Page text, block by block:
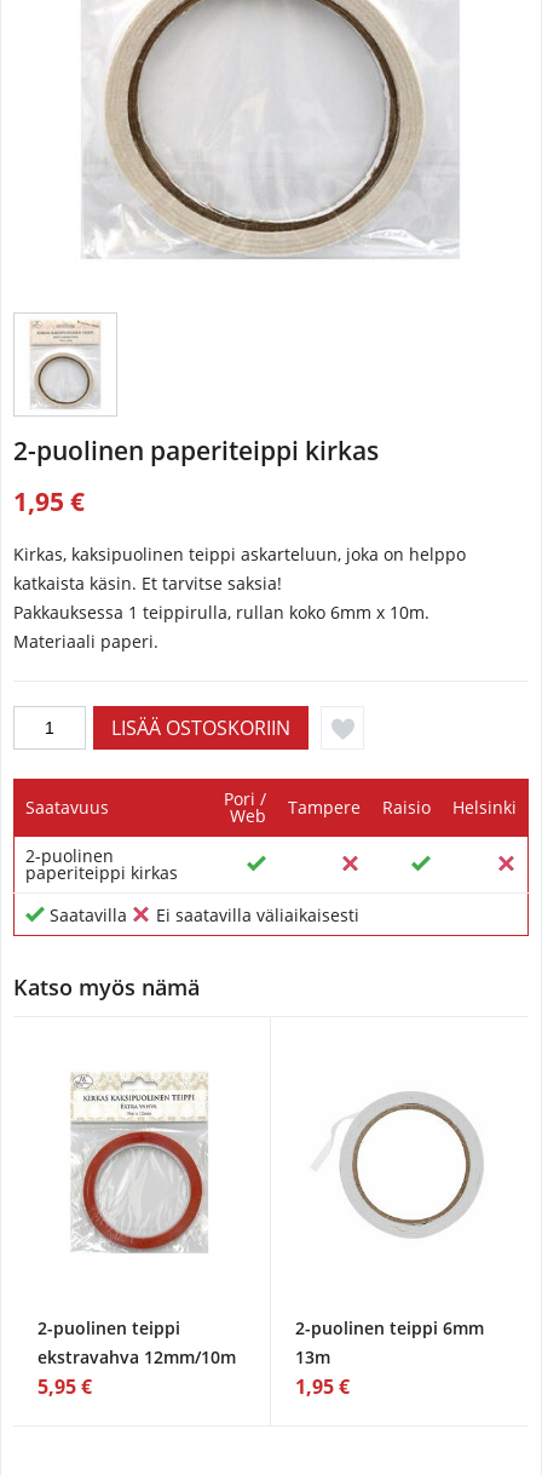
2-puolinen paperiteippi kirkas
1,95 €
Kirkas, kaksipuolinen teippi askarteluun, joka on helppo
katkaista käsin. Et tarvitse saksia!
Pakkauksessa 1 teippirulla, rullan koko 6mm x 10m.
Materiaali paperi.
Saatavuus Pori /
Web Tampere Raisio Helsinki
2-puolinen
paperiteippi kirkas
Saatavilla
Ei saatavilla väliaikaisesti
Katso myös nämä
2-puolinen teippi
ekstravahva 12mm/10m
5,95 €
2-puolinen teippi 6mm
13m
1,95 €